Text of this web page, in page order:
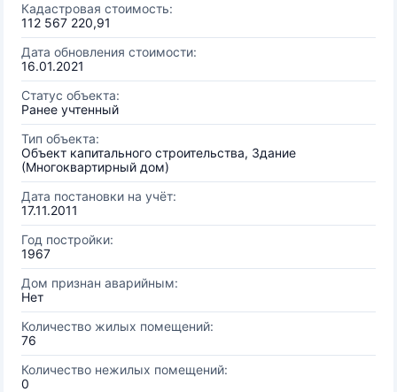
Кадастровая стоимость:
112 567 220,91
Дата обновления стоимости:
16.01.2021
Статус объекта:
Ранее учтенный
Тип объекта:
Объект капитального строительства, Здание
(Многоквартирный дом)
Дата постановки на учёт:
17.11.2011
Год постройки:
1967
Дом признан аварийным:
Нет
Количество жилых помещений:
76
Количество нежилых помещений:
0